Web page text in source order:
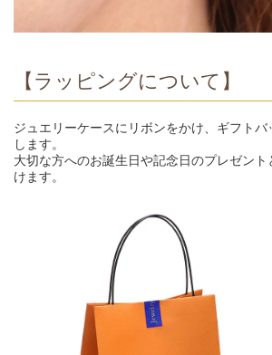
【ラッピングについて】
ジュエリーケースにリボンをかけ、ギフトバ
します。
大切な方へのお誕生日や記念日のプレゼン
けます。